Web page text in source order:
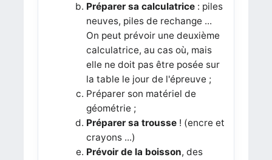
Préparer sa calculatrice: piles
neuves, piles de rechange ...
On peut prévoir une deuxième
calculatrice, au cas où, mais
elle ne doit pas être posée sur
la table le jour de l'épreuve ;
Préparer son matériel de
géométrie ;
Préparer sa trousse! (encre et
crayons ...)
Prévoir de la boisson, des